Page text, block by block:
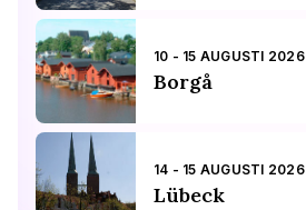
10 - 15 AUGUSTI 2026
Borgå
14 - 15 AUGUSTI 2026
Lübeck